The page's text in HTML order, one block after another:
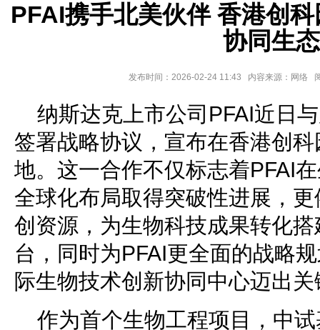
PFAI携手北美伙伴 香港创
协同生态
发布时间：2026-02-24 11:43 内容来源：网络
纳斯达克上市公司PFAI近日
签署战略协议，宣布在香港创
地。这一合作不仅标志着PFAI
全球化布局取得突破性进展，
创资源，为生物科技成果转化搭
台，同时为PFAI更全面的战略
际生物技术创新协同中心迈出
作为首个生物工程项目，中